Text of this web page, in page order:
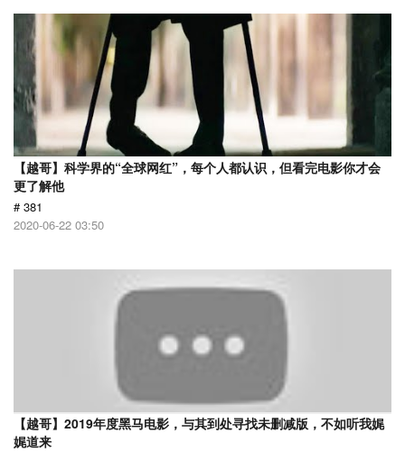
【越哥】科学界的“全球网红”，每个人都认识，但看完电影你才会
更了解他
# 381
2020-06-22 03:50
【越哥】2019年度黑马电影，与其到处寻找未删减版，不如听我娓
娓道来